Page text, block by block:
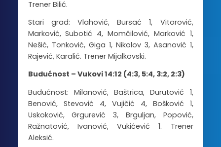
Trener Bilić.
Stari grad: Vlahović, Bursać 1, Vitorović,
Marković, Subotić 4, Momčilović, Marković 1,
Nešić, Tonković, Giga 1, Nikolov 3, Asanović 1,
Rajević, Karalić. Trener Mijalkovski.
Budućnost – Vukovi 14:12 (4:3, 5:4, 3:2, 2:3)
Budućnost: Milanović, Baštrica, Durutović 1,
Benović, Stevović 4, Vujičić 4, Bošković 1,
Uskoković, Grgurević 3, Brguljan, Popović,
Ražnatović, Ivanović, Vukićević 1. Trener
Aleksić.